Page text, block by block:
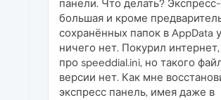
панели. Что делать?
большая и кроме
сохранённых папок в AppData
ничего нет. Покурил
про speeddial.ini, но такого
версии нет. Как мне
экспресс панель, имея даже в